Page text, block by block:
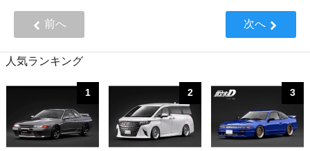
前へ 次へ
人気ランキング
1 2 3